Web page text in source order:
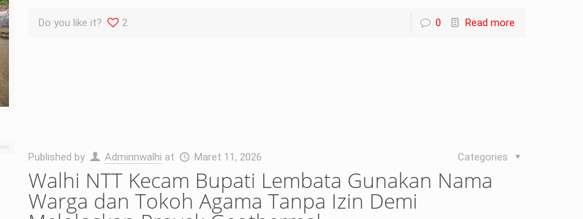
Do you like it? 2 0 Read more
Published by Adminnwalhi at Maret 11, 2026 Categories
Walhi NTT Kecam Bupati Lembata Gunakan Nama
Warga dan Tokoh Agama Tanpa Izin Demi